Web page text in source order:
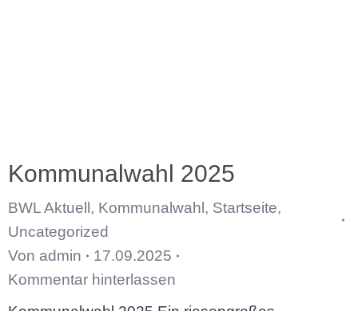
Kommunalwahl 2025
BWL Aktuell , Kommunalwahl , Startseite,
Uncategorized
Von admin
17.09.2025
Kommentar hinterlassen